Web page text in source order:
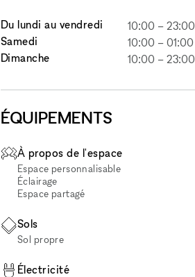
Du lundi au vendredi 10:00 –23:00
Samedi
10:00 –01:00
Dimanche
10:00 –23:00
ÉQUIPEMENTS
À propos de l'espace
Espace personnalisable
Éclairage
Espace partagé
Sols
Sol propre
Électricité